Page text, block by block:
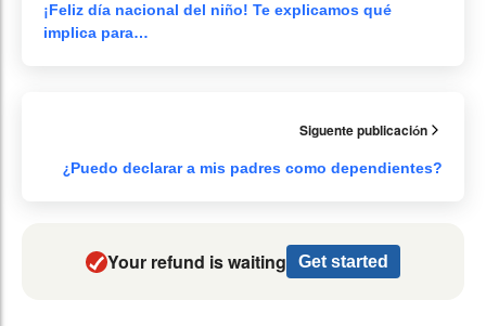
¡Feliz día nacional del niño! Te explicamos qué
implica para…
Siguente publicación
¿Puedo declarar a mis padres como dependientes?
Your refund is waiting Get started